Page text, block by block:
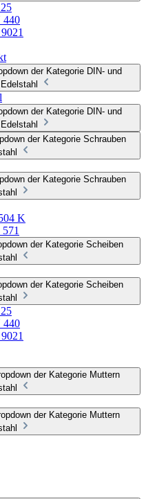
440
der Kategorie DIN- und
der Kategorie DIN- und
der Kategorie Schrauben
der Kategorie Schrauben
K
der Kategorie Scheiben
der Kategorie Scheiben
440
der Kategorie Muttern
der Kategorie Muttern